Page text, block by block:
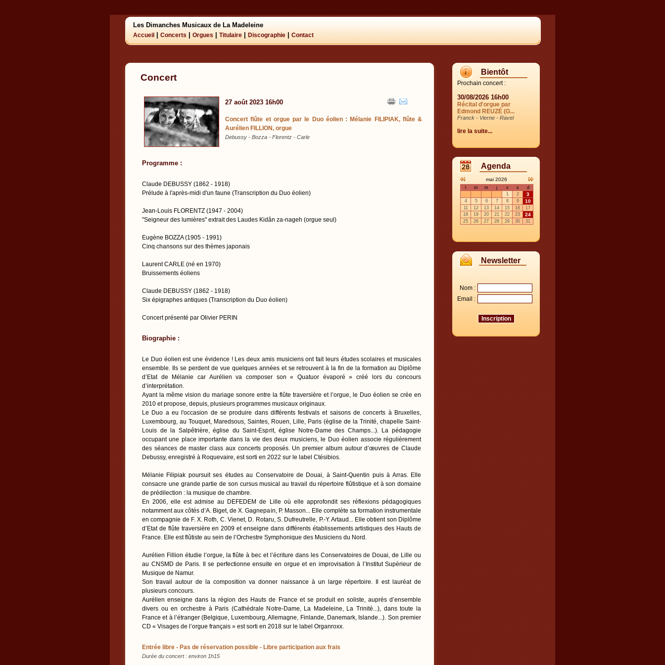
Les Dimanches Musicaux de La Madeleine
Accueil Concerts Orgues Titulaire Discographie Contact
Concert
27 août 2023 16h00
Concert flûte et orgue par le Duo éolien : Mélanie FILIPIAK, flûte &
Aurélien FILLION, orgue
Debussy - Bozza - Florentz - Carle
Programme :
Claude DEBUSSY (1862 - 1918)
Prélude à l'après-midi d'un faune (Transcription du Duo éolien)
Jean-Louis FLORENTZ (1947 - 2004)
"Seigneur des lumières" extrait des Laudes Kidân za-nageh (orgue seul)
Eugène BOZZA (1905 - 1991)
Cinq chansons sur des thèmes japonais
Laurent CARLE (né en 1970)
Bruissements éoliens
Claude DEBUSSY (1862 - 1918)
Six épigraphes antiques (Transcription du Duo éolien)
Concert présenté par Olivier PERIN
Biographie :
Le Duo éolien est une évidence ! Les deux amis musiciens ont fait leurs études scolaires et musicales
ensemble. Ils se perdent de vue quelques années et se retrouvent à la fin de la formation au Diplôme
d’Etat de Mélanie car Aurélien va composer son « Quatuor évaporé » créé lors du concours
d’interprétation.
Ayant la même vision du mariage sonore entre la flûte traversière et l’orgue, le Duo éolien se crée en
2010 et propose, depuis, plusieurs programmes musicaux originaux.
Le Duo a eu l'occasion de se produire dans différents festivals et saisons de concerts à Bruxelles,
Luxembourg, au Touquet, Maredsous, Saintes, Rouen, Lille, Paris (église de la Trinité, chapelle Saint-
Louis de la Salpêtrière, église du Saint-Esprit, église Notre-Dame des Champs...). La pédagogie
occupant une place importante dans la vie des deux musiciens, le Duo éolien associe régulièrement
des séances de master class aux concerts proposés. Un premier album autour d’œuvres de Claude
Debussy, enregistré à Roquevaire, est sorti en 2022 sur le label Ctésibios.
Mélanie Filipiak poursuit ses études au Conservatoire de Douai, à Saint-Quentin puis à Arras. Elle
consacre une grande partie de son cursus musical au travail du répertoire flûtistique et à son domaine
de prédilection : la musique de chambre.
En 2006, elle est admise au DEFEDEM de Lille où elle approfondit ses réflexions pédagogiques
notamment aux côtés d’A. Biget, de X. Gagnepain, P. Masson... Elle complète sa formation instrumentale
en compagnie de F. X. Roth, C. Vienet, D. Rotaru, S. Dufreutrelle, P.-Y. Artaud... Elle obtient son Diplôme
d’Etat de flûte traversière en 2009 et enseigne dans différents établissements artistiques des Hauts de
France. Elle est flûtiste au sein de l’Orchestre Symphonique des Musiciens du Nord.
Aurélien Fillion étudie l’orgue, la flûte à bec et l’écriture dans les Conservatoires de Douai, de Lille ou
au CNSMD de Paris. Il se perfectionne ensuite en orgue et en improvisation à l’Institut Supérieur de
Musique de Namur.
Son travail autour de la composition va donner naissance à un large répertoire. Il est lauréat de
plusieurs concours.
Aurélien enseigne dans la région des Hauts de France et se produit en soliste, auprès d’ensemble
divers ou en orchestre à Paris (Cathédrale Notre-Dame, La Madeleine, La Trinité...), dans toute la
France et à l’étranger (Belgique, Luxembourg, Allemagne, Finlande, Danemark, Islande...). Son premier
CD « Visages de l’orgue français » est sorti en 2018 sur le label Organroxx.
Entrée libre - Pas de réservation possible - Libre participation aux frais
Durée du concert : environ 1h15
Bientôt
Prochain concert :
30/08/2026 16h00
Récital d'orgue par
Edmond REUZÉ (G...
Franck - Vierne - Ravel
lire la suite...
Agenda
mai 2026
m m j v s
d
1
2 3
4 5 6 7 8 9 10
11 12 13 14 15 16
17
18
19 20 21 22 23 24
25 26 27 28 29 30 31
Newsletter
Nom :
Email :